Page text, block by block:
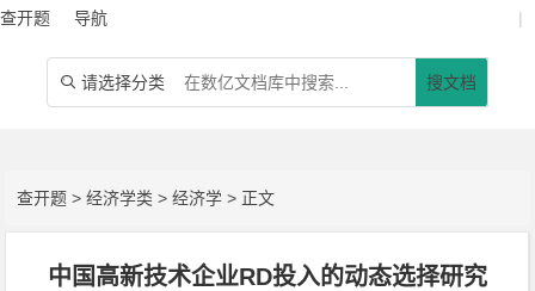
查开题 导航 |
 请选择分类 搜文档
查开题 >经济学类 >经济学 > 正文
中国高新技术企业RD投入的动态选择研究